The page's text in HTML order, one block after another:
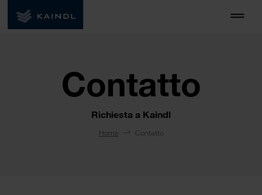
Contatto
Richiesta a Kaindl
Home Contatto